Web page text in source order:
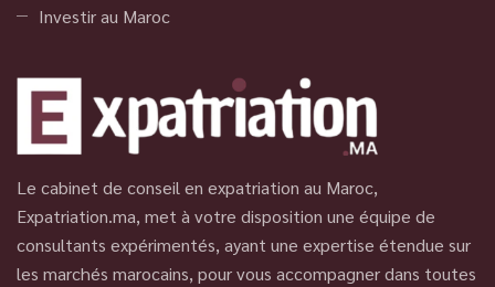
Investir au Maroc
Le cabinet de conseil en expatriation au Maroc,
Expatriation.ma, met à votre disposition une équipe de
consultants expérimentés, ayant une expertise étendue sur
les marchés marocains, pour vous accompagner dans toutes